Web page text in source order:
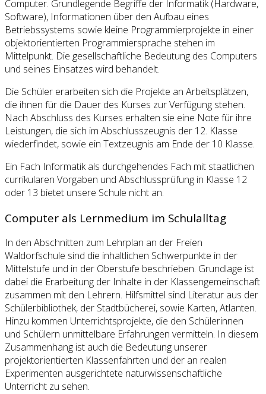
Computer. Grundlegende Begriffe der Informatik (Hardware,
Software), Informationen über den Aufbau eines
Betriebssystems sowie kleine Programmierprojekte in einer
objektorientierten Programmiersprache stehen im
Mittelpunkt. Die gesellschaftliche Bedeutung des Computers
und seines Einsatzes wird behandelt.
Die Schüler erarbeiten sich die Projekte an Arbeitsplätzen,
die ihnen für die Dauer des Kurses zur Verfügung stehen.
Nach Abschluss des Kurses erhalten sie eine Note für ihre
Leistungen, die sich im Abschlusszeugnis der 12. Klasse
wiederfindet, sowie ein Textzeugnis am Ende der 10 Klasse.
Ein Fach Informatik als durchgehendes Fach mit staatlichen
currikularen Vorgaben und Abschlussprüfung in Klasse 12
oder 13 bietet unsere Schule nicht an.
Computer als Lernmedium im Schulalltag
In den Abschnitten zum Lehrplan an der Freien
Waldorfschule sind die inhaltlichen Schwerpunkte in der
Mittelstufe und in der Oberstufe beschrieben. Grundlage ist
dabei die Erarbeitung der Inhalte in der Klassengemeinschaft
zusammen mit den Lehrern. Hilfsmittel sind Literatur aus der
Schülerbibliothek, der Stadtbücherei, sowie Karten, Atlanten.
Hinzu kommen Unterrichtsprojekte, die den Schülerinnen
und Schülern unmittelbare Erfahrungen vermitteln. In diesem
Zusammenhang ist auch die Bedeutung unserer
projektorientierten Klassenfahrten und der an realen
Experimenten ausgerichtete naturwissenschaftliche
Unterricht zu sehen.